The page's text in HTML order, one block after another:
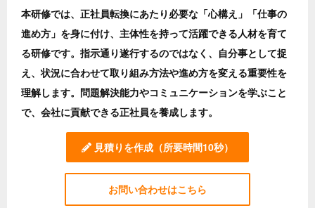
本研修では、正社員転換にあたり必要な「心構え」「仕事の
進め方」を身に付け、主体性を持って活躍できる人材を育て
る研修です。指示通り遂行するのではなく、自分事として捉
え、状況に合わせて取り組み方法や進め方を変える重要性を
理解します。問題解決能力やコミュニケーションを学ぶこと
で、会社に貢献できる正社員を養成します。
見積りを作成 （所要時間10秒）
お問い合わせはこちら